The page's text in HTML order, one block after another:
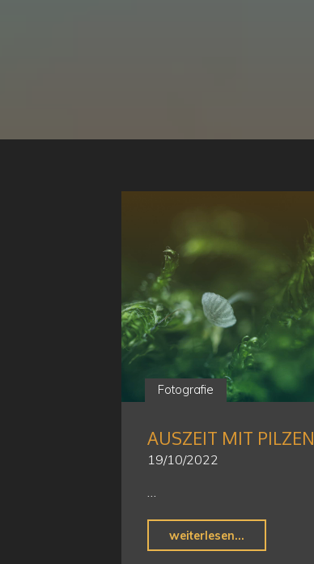
Fotografie
AUSZEIT MIT PILZEN
19/10/2022
…
weiterlesen...